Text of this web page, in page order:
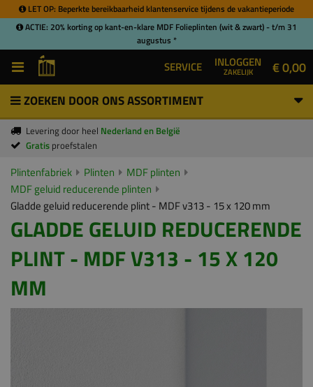
LET OP: Beperkte bereikbaarheid klantenservice tijdens de vakantieperiode
ACTIE: 20% korting op kant-en-klare MDF Folieplinten (wit & zwart) - t/m 31
augustus *
SERVICE INLOGGEN
ZAKELIJK € 0,00
ZOEKEN DOOR ONS ASSORTIMENT
Levering door heel Nederland en België
Gratis proefstalen
Plintenfabriek Plinten
MDF plinten
MDF geluid reducerende plinten
Gladde geluid reducerende plint - MDF v313 - 15 x 120 mm
GLADDE GELUID REDUCERENDE
PLINT - MDF V313 - 15 X 120
MM